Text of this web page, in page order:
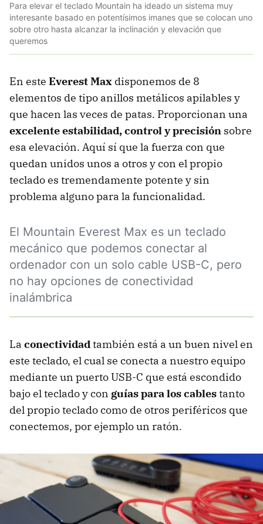
Para elevar el teclado Mountain ha ideado un sistema muy
interesante basado en potentísimos imanes que se colocan uno
sobre otro hasta alcanzar la inclinación y elevación que
queremos
En este Everest Max disponemos de 8
elementos de tipo anillos metálicos apilables y
que hacen las veces de patas. Proporcionan una
excelente estabilidad, control y precisión sobre
esa elevación. Aquí sí que la fuerza con que
quedan unidos unos a otros y con el propio
teclado es tremendamente potente y sin
problema alguno para la funcionalidad.
El Mountain Everest Max es un teclado
mecánico que podemos conectar al
ordenador con un solo cable USB-C, pero
no hay opciones de conectividad
inalámbrica
La conectividadtambién está a un buen nivel en
este teclado, el cual se conecta a nuestro equipo
mediante un puerto USB-C que está escondido
bajo el teclado y con guías para los cablestanto
del propio teclado como de otros periféricos que
conectemos, por ejemplo un ratón.